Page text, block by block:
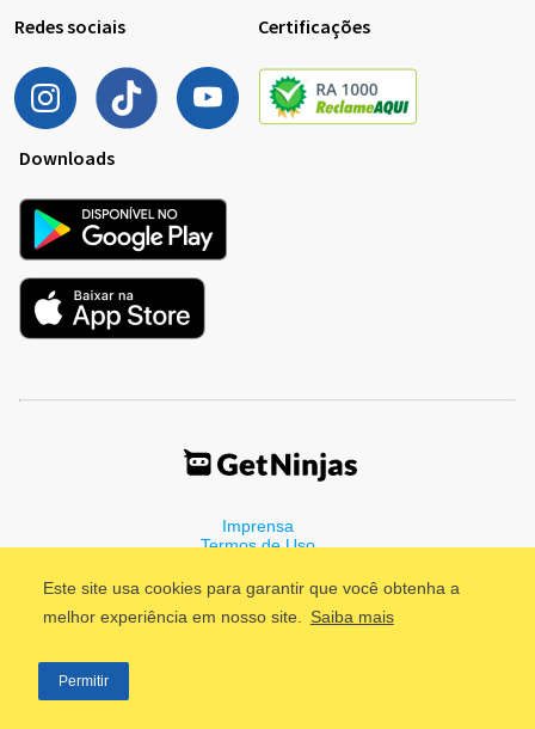
Este site usa cookies para garantir que você obtenha a
melhor experiência em nosso site. Saiba mais
Permitir
Redes sociais Certificações
Downloads
Imprensa
Termos de Uso
©2011 - 2026, GetNinjas LTDA. CNPJ 55.744.877/0001-89 - Rua
Dr. Fernandes Coelho, 85 - 3º andar - São Paulo/SP - Brasil